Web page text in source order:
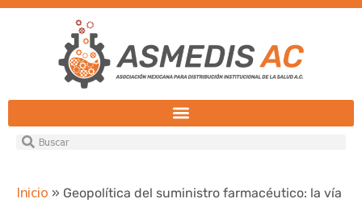
Inicio » Geopolítica del suministro farmacéutico: la vía